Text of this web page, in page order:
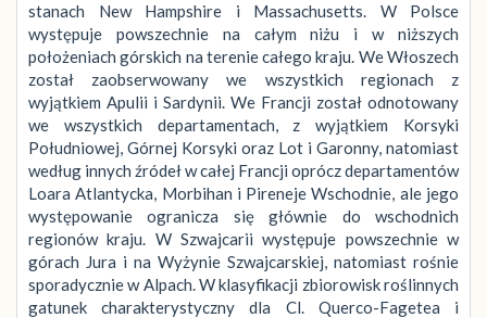
stanach New Hampshire i Massachusetts. W Polsce
występuje powszechnie na całym niżu i w niższych
położeniach górskich na terenie całego kraju. We Włoszech
został zaobserwowany we wszystkich regionach z
wyjątkiem Apulii i Sardynii. We Francji został odnotowany
we wszystkich departamentach, z wyjątkiem Korsyki
Południowej, Górnej Korsyki oraz Lot i Garonny, natomiast
według innych źródeł w całej Francji oprócz departamentów
Loara Atlantycka, Morbihan i Pireneje Wschodnie, ale jego
występowanie ogranicza się głównie do wschodnich
regionów kraju. W Szwajcarii występuje powszechnie w
górach Jura i na Wyżynie Szwajcarskiej, natomiast rośnie
sporadycznie w Alpach. W klasyfikacji zbiorowisk roślinnych
gatunek charakterystyczny dla Cl. Querco-Fagetea i